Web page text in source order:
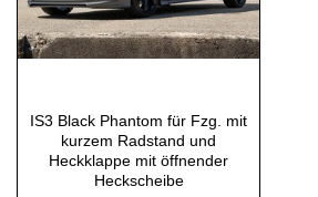
IS3 Black Phantom für Fzg. mit
kurzem Radstand und
Heckklappe mit öffnender
Heckscheibe